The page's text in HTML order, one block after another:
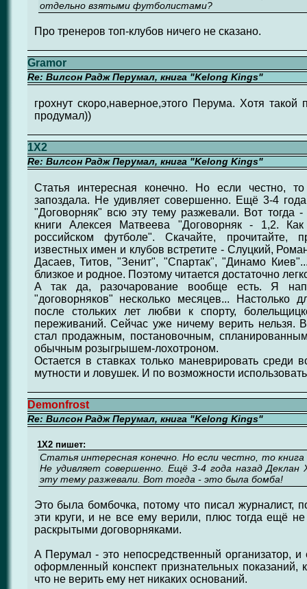
отдельно взятыми футболистами?
Про тренеров топ-клубов ничего не сказано.
Gramor
Re: Вилсон Радж Перумал, книга "Kelong Kings"
грохнут скоро,наверное,этого Перума. Хотя
продумал))
1X2
Re: Вилсон Радж Перумал, книга "Kelong Kings"
Статья интересная конечно. Но если честно,
запоздала. Не удивляет совершенно. Ещё 3-4
"Договорняк" всю эту тему разжевали. Вот
книги Алексея Матвеева "Договорняк - 1,2.
российском футболе". Скачайте, прочитайте,
известных имен и клубов встретите - Слуцкий,
Дасаев, Титов, "Зенит", "Спартак", "Динамо
близкое и родное. Поэтому читается достаточно
А так да, разочарование вообще есть. Я
"договорняков" несколько месяцев... Настолько
после стольких лет любви к спорту,
переживаний. Сейчас уже ничему верить нельзя.
стал продажным, постановочным,
обычным розыгрышем-лохотроном.
Остается в ставках только маневрировать среди
мутности и ловушек. И по возможности
Demonfrost
Re: Вилсон Радж Перумал, книга "Kelong Kings"
1X2 пишет:
Статья интересная конечно. Но если честно, то книга
Не удивляет совершенно. Ещё 3-4 года назад Деклан
эту тему разжевали. Вот тогда - это была бомба!
Это была бомбочка, потому что писал журналист,
эти круги, и не все ему верили, плюс тогда ещё
раскрытыми договорняками.
А Перумал - это непосредственный организатор, и
оформленный конспект признательных показаний,
что не верить ему нет никаких оснований.